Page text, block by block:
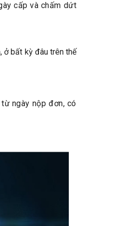
cấp và chấm dứt
ở bất kỳ đâu trên thế
ngày nộp đơn, có